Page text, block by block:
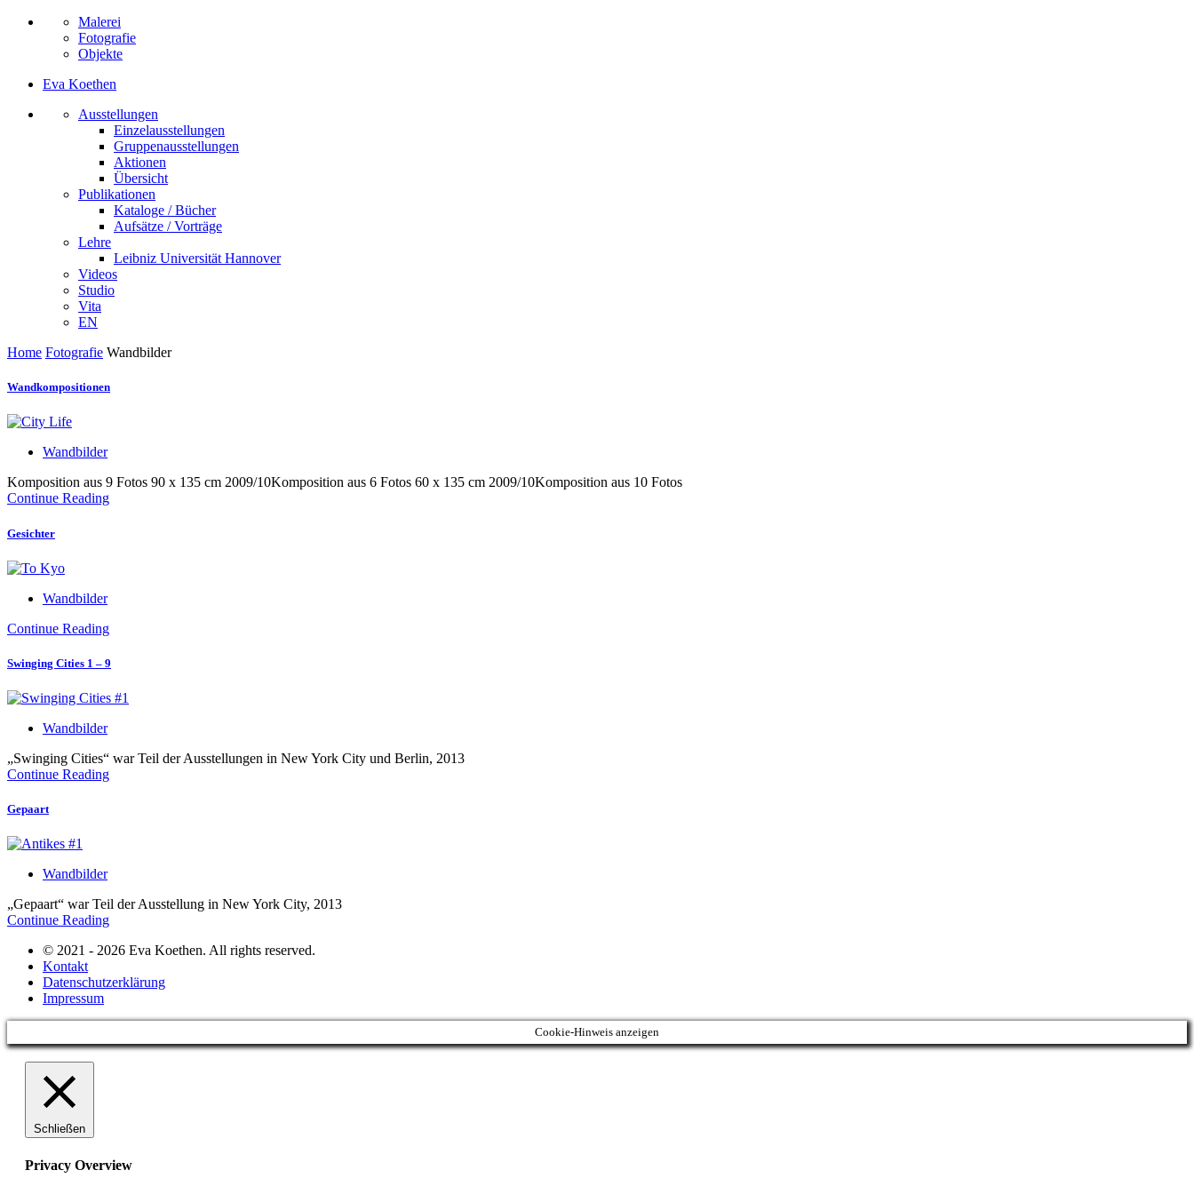
Malerei
Fotografie
Objekte
Eva Koethen
Ausstellungen
Einzelausstellungen
Gruppenausstellungen
Aktionen
Übersicht
Publikationen
Kataloge / Bücher
Aufsätze / Vorträge
Lehre
Leibniz Universität Hannover
Videos
Studio
Vita
EN
Home Fotografie Wandbilder
Wandkompositionen
Wandbilder
Komposition aus 9 Fotos 90 x 135 cm 2009/10Komposition aus 6 Fotos 60 x 135 cm 2009/10Komposition aus 10 Fotos
Continue Reading
Gesichter
Wandbilder
Continue Reading
Swinging Cities 1 – 9
Wandbilder
„Swinging Cities“ war Teil der Ausstellungen in New York City und Berlin, 2013
Continue Reading
Gepaart
Wandbilder
„Gepaart“ war Teil der Ausstellung in New York City, 2013
Continue Reading
© 2021 - 2026 Eva Koethen. All rights reserved.
Kontakt
Datenschutzerklärung
Impressum
Cookie-Hinweis anzeigen
Schließen
Privacy Overview